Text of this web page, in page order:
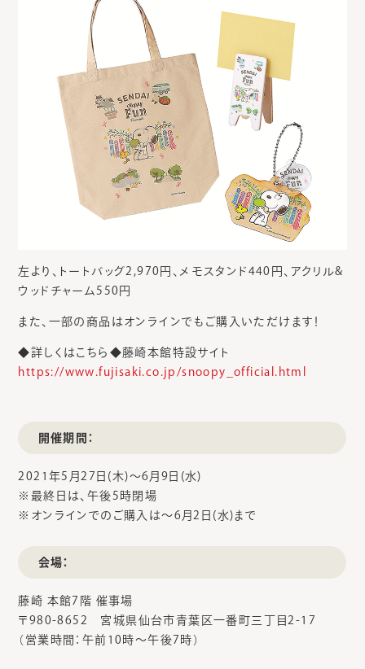
左より、トートバッグ2,970円、メモスタンド440円、アクリル&
ウッドチャーム550円
また、一部の商品はオンラインでもご購入いただけます！
◆詳しくはこちら◆藤崎本館特設サイト
https://www.fujisaki.co.jp/snoopy_official.html
開催期間：
2021年5月27日(木)～6月9日(水)
※最終日は、午後5時閉場
※オンラインでのご購入は～6月2日(水)まで
会場：
藤崎 本館7階 催事場
〒980-8652 宮城県仙台市青葉区一番町三丁目2-17
（営業時間：午前10時～午後7時）